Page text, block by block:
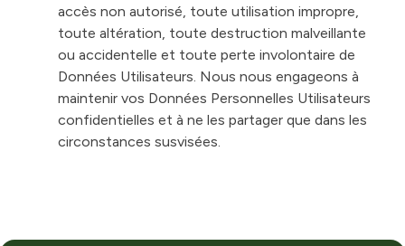
accès non autorisé, toute utilisation impropre,
toute altération, toute destruction malveillante
ou accidentelle et toute perte involontaire de
Données Utilisateurs. Nous nous engageons à
maintenir vos Données Personnelles Utilisateurs
confidentielles et à ne les partager que dans les
circonstances susvisées.